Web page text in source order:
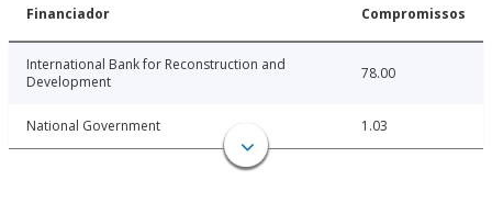
Financiador Compromissos
International Bank for Reconstruction and
Development
78.00
National Government 1.03